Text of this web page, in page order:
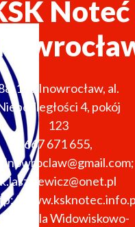
Noteć
100 Inowrocław, al.
4, pokój
123
667 671 655,
k.laszkiewicz@onet.pl
Hala Widowiskowo-